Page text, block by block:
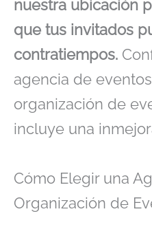
nuestra ubicación
que tus invitados
contratiempos.
agencia de
organización de
incluye una
Cómo Elegir una
Organización de